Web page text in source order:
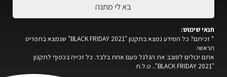
בא לי מתנה
תנאי שימוש:
* זכיתם? כל המידע נמצא בתקנון "BLACK FRIDAY 2021" שנמצא בתפריט
הראשי.
אתם יכולים לסובב את הגלגל פעם אחת בלבד. כל זכייה בכפוף לתקנון
"BLACK FRIDAY 2021".. ט.ל.ח